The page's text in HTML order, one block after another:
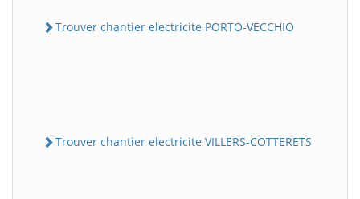
Trouver chantier electricite PORTO-VECCHIO
Trouver chantier electricite VILLERS-COTTERETS